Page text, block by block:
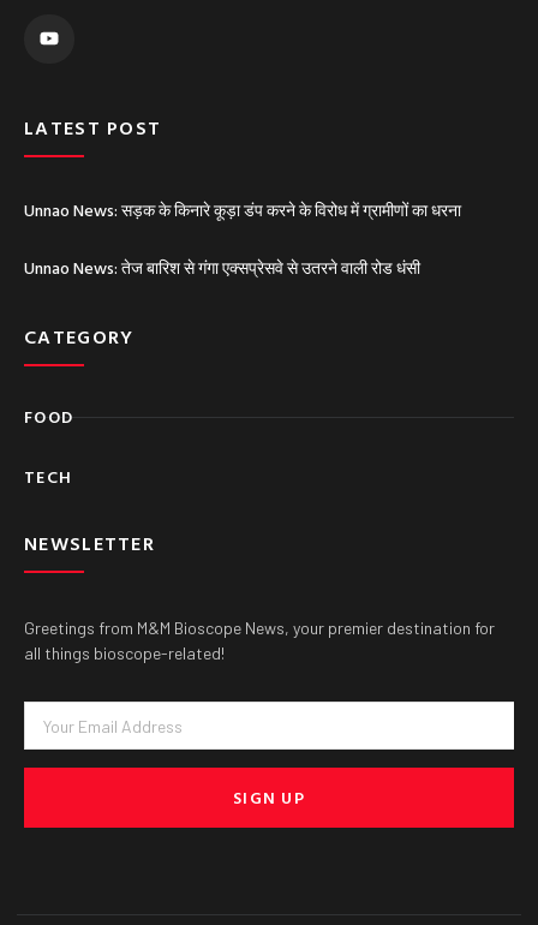
u
LATEST POST
Unnao News: सड़क के किनारे कूड़ा डंप करने के विरोध में ग्रामीणों का धरना
Unnao News: तेज बारिश से गंगा एक्सप्रेसवे से उतरने वाली रोड धंसी
CATEGORY
FOOD
TECH
NEWSLETTER
Greetings from M&M Bioscope News, your premier destination for
all things bioscope-related!
Email
SIGN UP